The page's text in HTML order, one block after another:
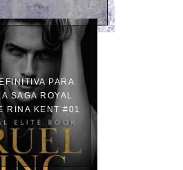
PARA
SAGA ROYAL
RINA KENT #01